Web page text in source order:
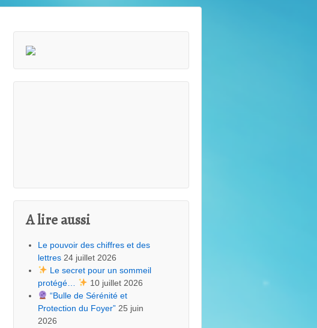
A lire aussi
Le pouvoir des chiffres et des
lettres 24 juillet 2026
Le secret pour un sommeil
protégé…
10 juillet 2026
“Bulle de Sérénité et
Protection du Foyer” 25 juin
2026